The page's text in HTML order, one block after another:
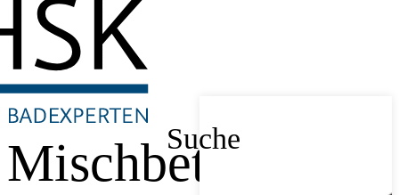
Suche
Mischbetrieb